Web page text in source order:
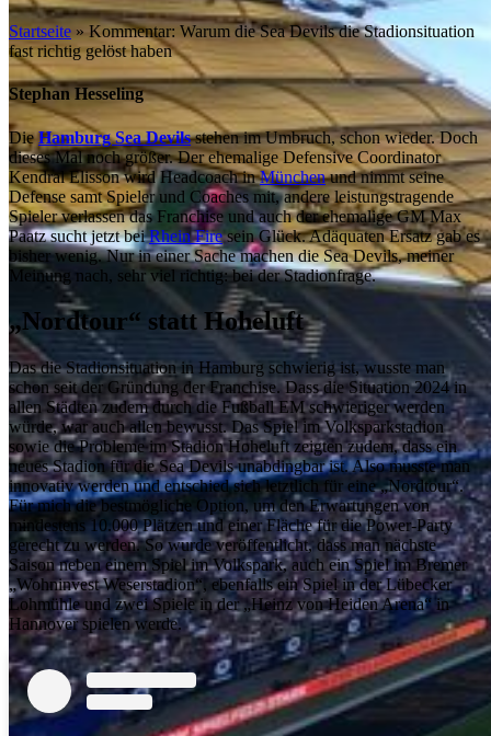
Startseite » Kommentar: Warum die Sea Devils die Stadionsituation
fast richtig gelöst haben
Stephan Hesseling
DieHamburg Sea Devilsstehen im Umbruch, schon wieder. Doch
dieses Mal noch größer. Der ehemalige Defensive Coordinator
Kendral Elisson wird Headcoach inMünchenund nimmt seine
Defense samt Spieler und Coaches mit, andere leistungstragende
Spieler verlassen das Franchise und auch der ehemalige GM Max
Paatz sucht jetzt beiRhein Firesein Glück. Adäquaten Ersatz gab es
bisher wenig. Nur in einer Sache machen die Sea Devils, meiner
Meinung nach, sehr viel richtig: bei der Stadionfrage.
„Nordtour“ statt Hoheluft
Das die Stadionsituation in Hamburg schwierig ist, wusste man
schon seit der Gründung der Franchise. Dass die Situation 2024 in
allen Städten zudem durch die Fußball EM schwieriger werden
würde, war auch allen bewusst. Das Spiel im Volksparkstadion
sowie die Probleme im Stadion Hoheluft zeigten zudem, dass ein
neues Stadion für die Sea Devils unabdingbar ist. Also musste man
innovativ werden und entschied sich letztlich für eine „Nordtour“.
Für mich die bestmögliche Option, um den Erwartungen von
mindestens 10.000 Plätzen und einer Fläche für die Power-Party
gerecht zu werden. So wurde veröffentlicht, dass man nächste
Saison neben einem Spiel im Volkspark, auch ein Spiel im Bremer
„Wohninvest Weserstadion“, ebenfalls ein Spiel in der Lübecker
Lohmühle und zwei Spiele in der „Heinz von Heiden Arena“ in
Hannover spielen werde.